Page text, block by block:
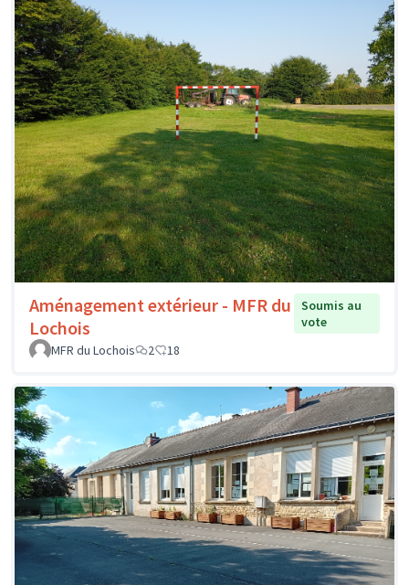
Aménagement extérieur - MFR du
Lochois
Soumis au
vote
MFR du Lochois
2 18